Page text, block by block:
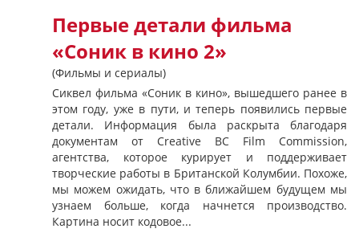
Первые детали фильма
«Соник в кино 2»
(Фильмы и сериалы)
Сиквел фильма «Соник в кино», вышедшего ранее в
этом году, уже в пути, и теперь появились первые
детали. Информация была раскрыта благодаря
документам от Creative BC Film Commission,
агентства, которое курирует и поддерживает
творческие работы в Британской Колумбии. Похоже,
мы можем ожидать, что в ближайшем будущем мы
узнаем больше, когда начнется производство.
Картина носит кодовое...